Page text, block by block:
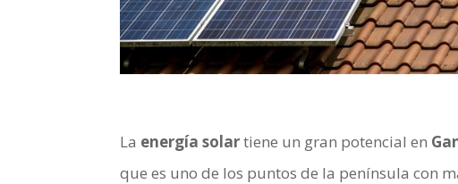
La energía solartiene un gran potencial en
que es uno de los puntos de la península con